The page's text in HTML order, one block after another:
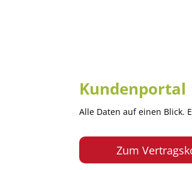
Kundenportal
Alle Daten auf einen Blick.
Zum